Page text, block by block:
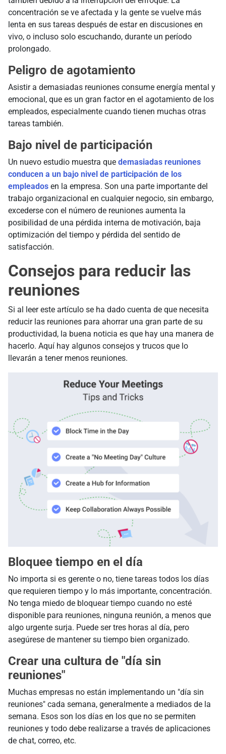
concentración se ve afectada y la gente se vuelve más
lenta en sus tareas después de estar en discusiones en
vivo, o incluso solo escuchando, durante un período
prolongado.
Peligro de agotamiento
Asistir a demasiadas reuniones consume energía mental y
emocional, que es un gran factor en el agotamiento de los
empleados, especialmente cuando tienen muchas otras
tareas también.
Bajo nivel de participación
Un nuevo estudio muestra que demasiadas reuniones
conducen a un bajo nivel de participación de los
empleados en la empresa. Son una parte importante del
trabajo organizacional en cualquier negocio, sin embargo,
excederse con el número de reuniones aumenta la
posibilidad de una pérdida interna de motivación, baja
optimización del tiempo y pérdida del sentido de
satisfacción.
Consejos para reducir las
reuniones
Si al leer este artículo se ha dado cuenta de que necesita
reducir las reuniones para ahorrar una gran parte de su
productividad, la buena noticia es que hay una manera de
hacerlo. Aquí hay algunos consejos y trucos que lo
llevarán a tener menos reuniones.
Bloquee tiempo en el día
No importa si es gerente o no, tiene tareas todos los días
que requieren tiempo y lo más importante, concentración.
No tenga miedo de bloquear tiempo cuando no esté
disponible para reuniones, ninguna reunión, a menos que
algo urgente surja. Puede ser tres horas al día, pero
asegúrese de mantener su tiempo bien organizado.
Crear una cultura de "día sin
reuniones"
Muchas empresas no están implementando un "día sin
reuniones" cada semana, generalmente a mediados de la
semana. Esos son los días en los que no se permiten
reuniones y todo debe realizarse a través de aplicaciones
de chat, correo, etc.